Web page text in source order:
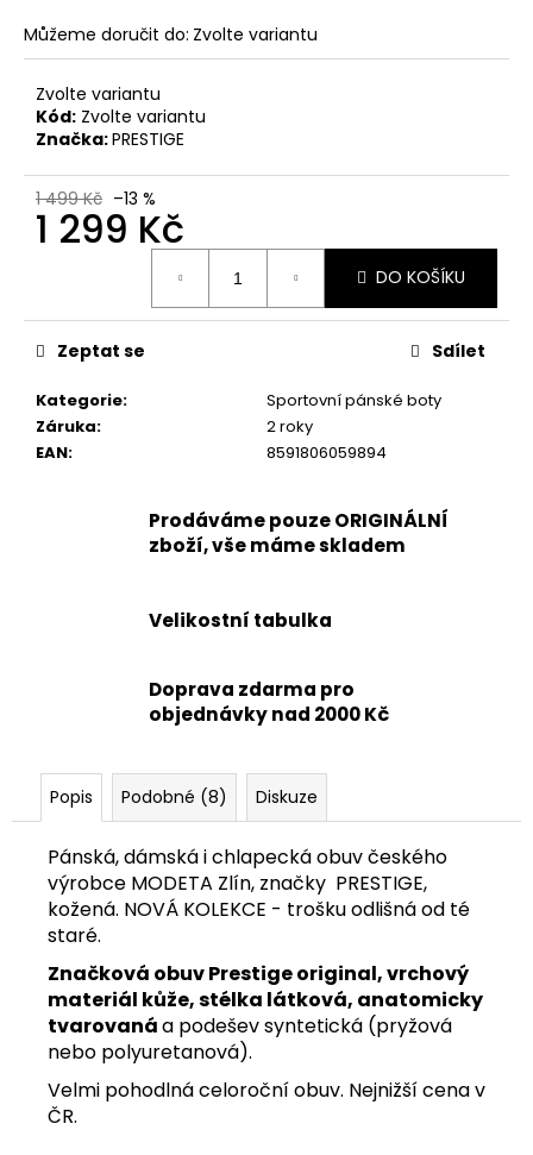
Můžeme doručit do: Zvolte variantu
Zvolte variantu
Kód: Zvolte variantu
Značka:PRESTIGE
1 499 Kč –13 %
1 299 Kč
DO KOŠÍKU
Kategorie:
Sportovní pánské boty
Záruka:
2 roky
EAN: 8591806059894
Zeptat se Sdílet
Prodáváme pouze ORIGINÁLNÍ
zboží, vše máme skladem
Velikostní tabulka
Doprava zdarma pro
objednávky nad 2000 Kč
Popis Podobné (8) Diskuze
Pánská, dámská i chlapecká obuv českého
výrobce MODETA Zlín, značky PRESTIGE,
kožená. NOVÁ KOLEKCE - trošku odlišná od té
staré.
Značková obuv Prestige original, vrchový
materiál kůže, stélka látková, anatomicky
tvarovanáa podešev syntetická (pryžová
nebo polyuretanová).
Velmi pohodlná celoroční obuv. Nejnižší cena v
ČR.
m
e
DÁMSKÉ
NAZOUVÁKY
ŽABKY
INBLU
ZO19
BRONZOVÉ
499
Kč